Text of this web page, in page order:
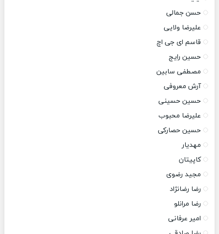
حسن جمالی
علیرضا ولایی
قاسم ای جی اچ
حسین رایج
مصطفی سابین
آرش معروفی
حسین حسینی
علیرضا محبوب
حسین حصارکی
مهدیار
کاپیتان
مجید رضوی
رضا رضانژاد
رضا مرانلو
امیر عرفانی